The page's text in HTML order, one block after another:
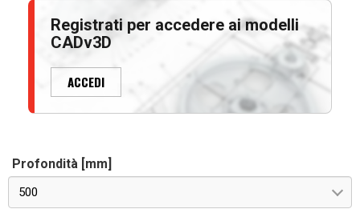
Registrati per accedere ai modelli
CADv3D
ACCEDI
Profondità [mm]
500